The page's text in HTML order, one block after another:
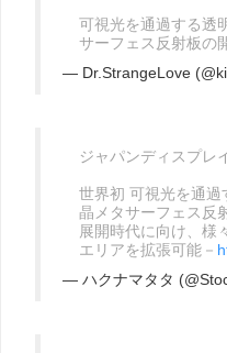
可視光を通過する透
サーフェス反射板の
— Dr.StrangeLove
ジャパンディスプレ
世界初 可視光を通
晶メタサーフェス反
展開時代に向け、様
エリアを拡張可能－
— ハクナマタタ